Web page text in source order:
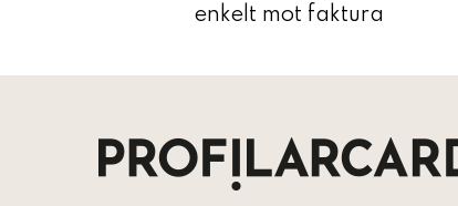
enkelt mot faktura